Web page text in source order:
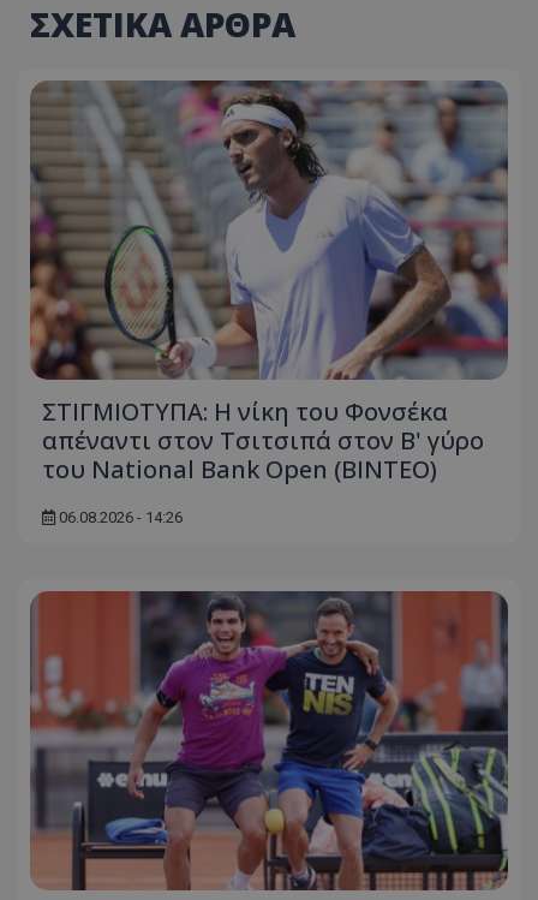
ΣΧΕΤΙΚΑ ΑΡΘΡΑ
ΣΤΙΓΜΙΟΤΥΠΑ: Η νίκη του Φονσέκα
απέναντι στον Τσιτσιπά στον Β' γύρο
του National Bank Open (ΒΙΝΤΕΟ)
06.08.2026 - 14:26